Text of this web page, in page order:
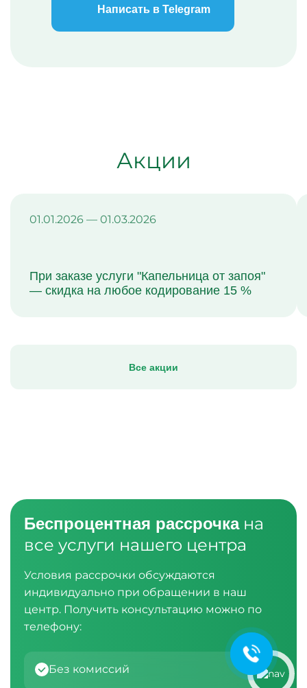
Ольга Кравченко
Здравствуйте! Готова помочь
вам. Напишите мне, если у
вас появятся вопросы.
Написать в Telegram
Акции
01.01.2026 — 01.03.2026
При заказе услуги "Капельница от запоя"
— скидка на любое кодирование 15 %
Все акции
Беспроцентная рассрочкана
все услуги нашего центра
Условия рассрочки обсуждаются
индивидуально при обращении в наш
центр. Получить консультацию можно по
телефону:
Без комиссий